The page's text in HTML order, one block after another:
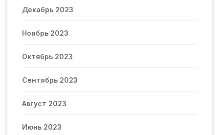
Декабрь 2023
Ноябрь 2023
Октябрь 2023
Сентябрь 2023
Август 2023
Июнь 2023